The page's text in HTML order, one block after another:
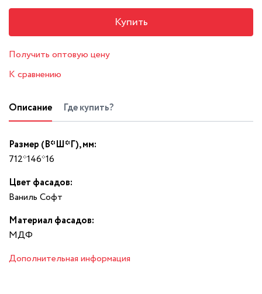
Купить
Получить оптовую цену
К сравнению
Описание Где купить?
Размер (В*Ш*Г), мм:
712*146*16
Цвет фасадов:
Ваниль Софт
Материал фасадов:
МДФ
Дополнительная информация